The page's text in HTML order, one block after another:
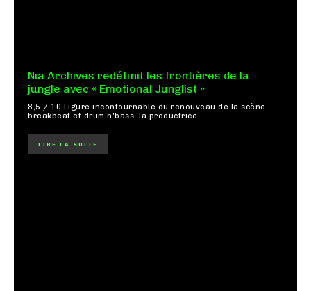
Nia Archives redéfinit les frontières de la
jungle avec « Emotional Junglist »
8,5 / 10 Figure incontournable du renouveau de la scène
breakbeat et drum'n'bass, la productrice...
LIRE LA SUITE